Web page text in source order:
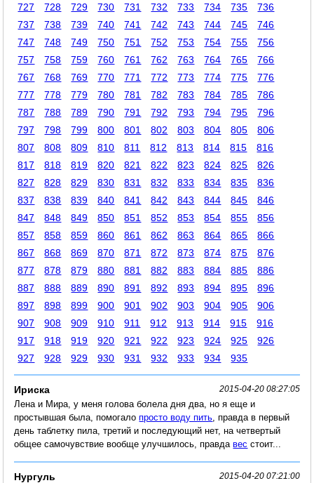
727
728 729 730 731 732 733 734 735
736
737
738 739 740 741 742 743 744 745
746
747
748 749 750 751 752 753 754 755
756
757
758 759 760 761 762 763 764 765
766
767
768 769 770 771 772 773 774 775
776
777
778 779 780 781 782 783 784 785
786
787
788 789 790 791 792 793 794 795
796
797
798 799 800 801 802 803 804 805
806
807
808 809 810 811 812 813 814 815
816
817
818 819 820 821 822 823 824 825
826
827
828 829 830 831 832 833 834 835
836
837
838 839 840 841 842 843 844 845
846
847
848 849 850 851 852 853 854 855
856
857
858 859 860 861 862 863 864 865
866
867
868 869 870 871 872 873 874 875
876
877
878 879 880 881 882 883 884 885
886
887
888 889 890 891 892 893 894 895
896
897
898 899 900 901 902 903 904 905
906
907
908 909 910 911 912 913 914 915
916
917
918 919 920 921 922 923 924 925
926
927
928 929 930 931 932 933 934 935
Ириска 2015-04-20 08:27:05
Лена и Мира, у меня голова болела дня два, но я еще и
простывшая была, помогалопросто воду пить , правда в первый
день таблетку пила, третий и последующий нет, на четвертый
общее самочувствие вообще улучшилось, правдавес стоит...
Нургуль 2015-04-20 07:21:00